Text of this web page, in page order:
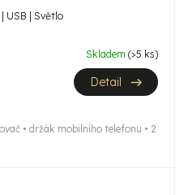
USB | Světlo
Skladem (>5 ks)
Detail
• držák mobilního telefonu • 2